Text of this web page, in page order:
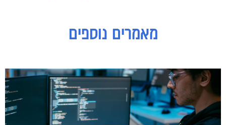
מאמרים נוספים